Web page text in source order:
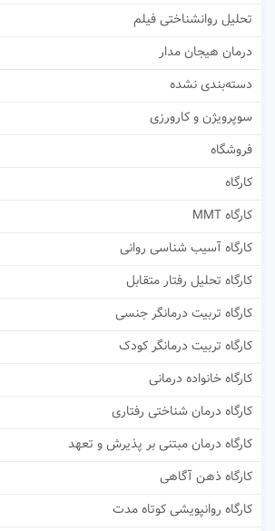
تحلیل روانشناختی فیلم
درمان هیجان مدار
دسته‌بندی نشده
سوپرویژن و کارورزی
فروشگاه
کارگاه
کارگاه MMT
کارگاه آسیب شناسی روانی
کارگاه تحلیل رفتار متقابل
کارگاه تربیت درمانگر جنسی
کارگاه تربیت درمانگر کودک
کارگاه خانواده درمانی
کارگاه درمان شناختی رفتاری
کارگاه درمان مبتنی بر پذیرش و تعهد
کارگاه ذهن آگاهی
کارگاه روانپویشی کوتاه مدت